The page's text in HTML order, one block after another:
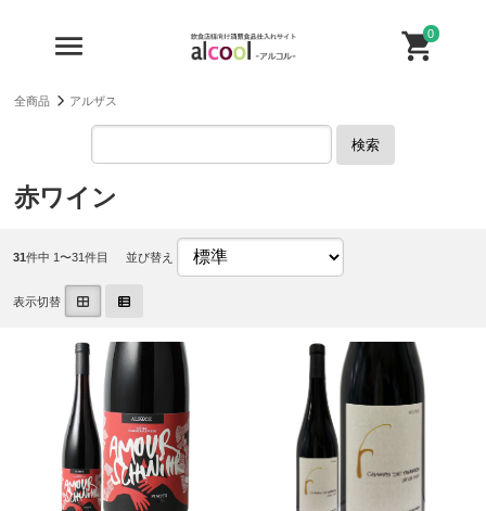
0
全商品 アルザス
検索
赤ワイン
31件中 1〜31件目 並び替え
表示切替